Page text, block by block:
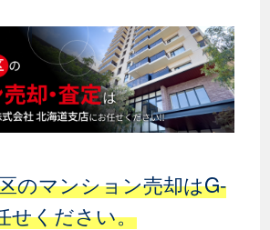
のマンション売却はG-
せください。